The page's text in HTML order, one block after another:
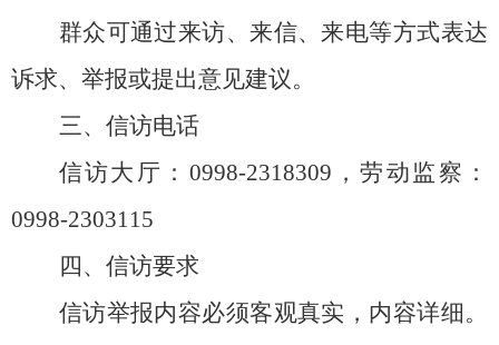
群众可通过来访、来信、来电等方式表达
诉求、举报或提出意见建议。
三、 信访电话
信访大厅： 0998-2318309 ，劳动监察：
0998-2303115
四、 信访要求
信访举报内容必须客观真实，内容详细。